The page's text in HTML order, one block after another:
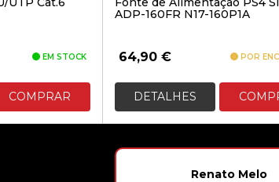
EM STOCK
COMPRAR
ADP-160FR N17-160P1A
64,90 € POR
DETALHES
Renato Melo